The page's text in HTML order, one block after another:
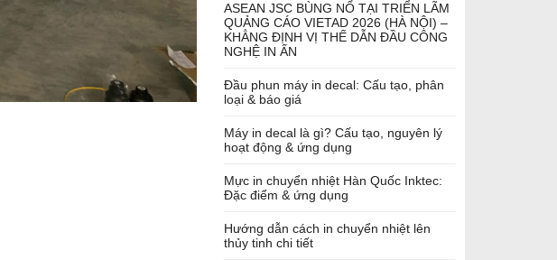
ASEAN JSC BÙNG NỔ TẠI TRIỂN LÃM
QUẢNG CÁO VIETAD 2026 (HÀ NỘI) –
KHẲNG ĐỊNH VỊ THẾ DẪN ĐẦU CÔNG
NGHỆ IN ẤN
Đầu phun máy in decal: Cấu tạo, phân
loại & báo giá
Máy in decal là gì? Cấu tạo, nguyên lý
hoạt động & ứng dụng
Mực in chuyển nhiệt Hàn Quốc Inktec:
Đặc điểm & ứng dụng
Hướng dẫn cách in chuyển nhiệt lên
thủy tinh chi tiết